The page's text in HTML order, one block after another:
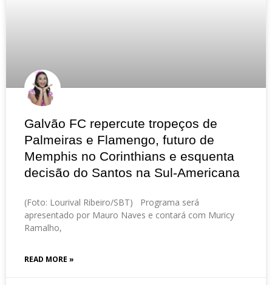
Galvão FC repercute tropeços de
Palmeiras e Flamengo, futuro de
Memphis no Corinthians e esquenta
decisão do Santos na Sul-Americana
(Foto: Lourival Ribeiro/SBT) Programa será
apresentado por Mauro Naves e contará com Muricy
Ramalho,
READ MORE »